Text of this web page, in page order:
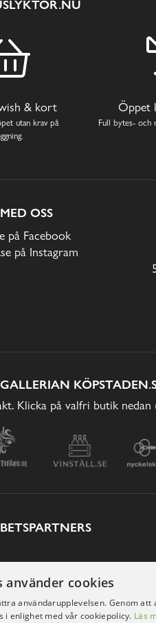
& kort
utan krav på
Öppet
Full bytes- och
OSS
på Facebook
på Instagram
Klicka på valfri butik
använder cookies
användarupplevelsen. Genom att
i enlighet med vår cookiepolicy. Läs